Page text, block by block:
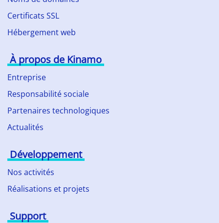
Certificats SSL
Hébergement web
À propos de Kinamo
Entreprise
Responsabilité sociale
Partenaires technologiques
Actualités
Développement
Nos activités
Réalisations et projets
Support